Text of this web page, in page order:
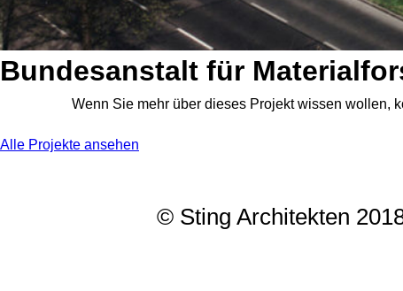
Bundesanstalt für
Wenn Sie mehr über dieses Projekt wissen wollen,
Alle Projekte ansehen
© Sting Architekten